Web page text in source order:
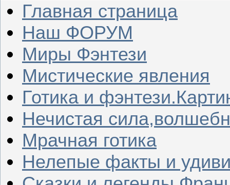
Главная страница
Наш ФОРУМ
Миры Фэнтези
Мистические явления
Готика и
Нечистая
Мрачная готика
Нелепые факты и